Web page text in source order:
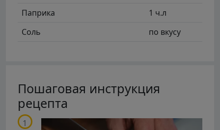
Паприка
1 ч.л
Соль
по вкусу
Пошаговая инструкция
рецепта